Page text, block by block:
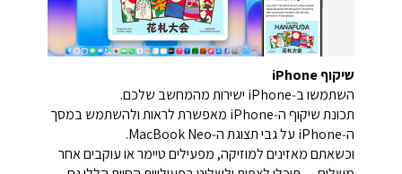
שיקוף iPhone
השתמשו ב‑iPhone ישירות מהמחשב שלכם.
תכונת שיקוף ה‑iPhone מאפשרת לראות ולהשתמש במסך
ה‑iPhone על גבי תצוגת ה‑MacBook Neo.
וכשאתם מאזינים למוזיקה, מפעילים טיימר או עוקבים אחר